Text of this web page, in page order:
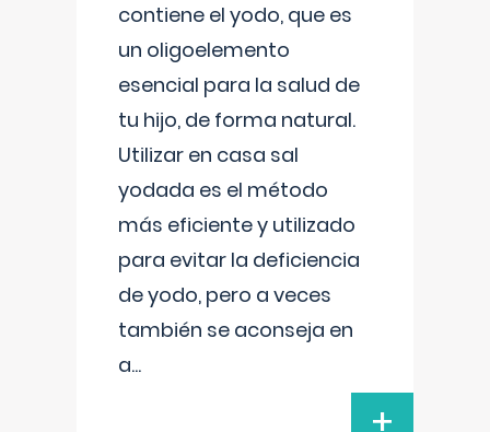
contiene el yodo, que es
un oligoelemento
esencial para la salud de
tu hijo, de forma natural.
Utilizar en casa sal
yodada es el método
más eficiente y utilizado
para evitar la deficiencia
de yodo, pero a veces
también se aconseja en
a...